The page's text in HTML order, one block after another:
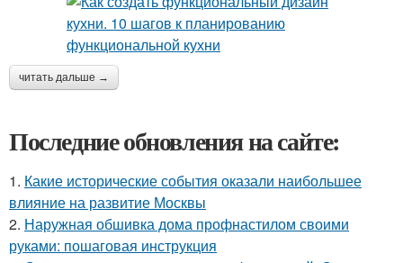
читать дальше →
Последние обновления на сайте:
1. Какие исторические события оказали наибольшее
влияние на развитие Москвы
2. Наружная обшивка дома профнастилом своими
руками: пошаговая инструкция